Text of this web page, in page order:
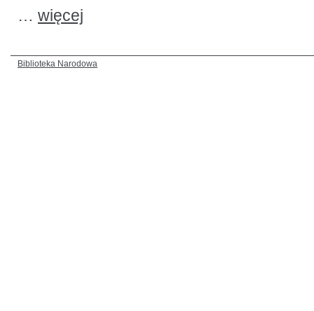
… więcej
Biblioteka Narodowa